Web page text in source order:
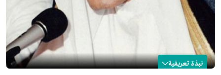
نبذة تعريفية